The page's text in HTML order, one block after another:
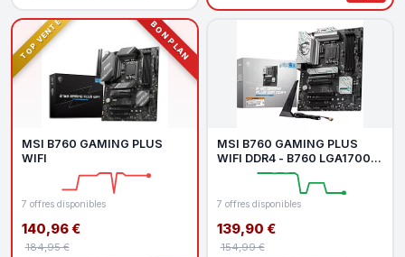
TOP VENTE BON PLAN
MSI B760 GAMING PLUS
WIFI
7 offres disponibles
140,96 €
184,95 €
MSI B760 GAMING PLUS
WIFI DDR4 - B760 LGA1700
DDR4 ATX
7 offres disponibles
139,90 €
154,99 €